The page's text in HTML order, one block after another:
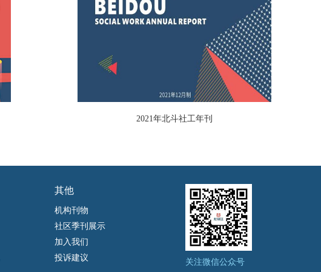
2021年北斗社工年刊
其他
机构刊物
社区季刊展示
加入我们
投诉建议
关注微信公众号